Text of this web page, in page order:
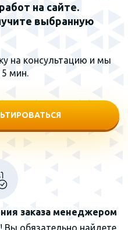
на сайте.
выбранную
на консультацию и мы
мин.
заказа менеджером
обязательно найдете